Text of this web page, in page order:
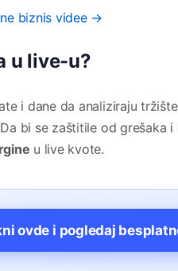
biznis videe →
u live-u?
i dane da analiziraju
bi se zaštitile od grešaka
u live kvote.
ovde i pogledaj